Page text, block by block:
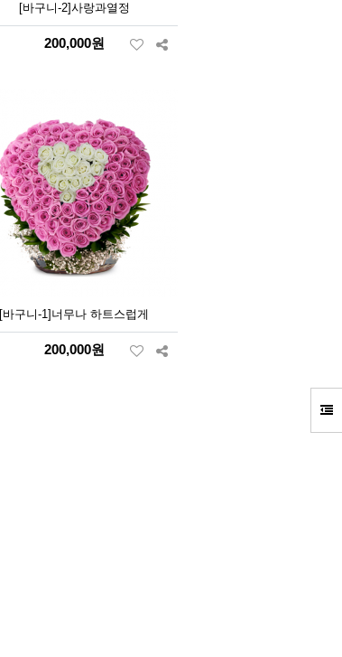
[바구니-2]사랑과열정
200,000원
[바구니-1]너무나 하트스럽게
200,000원